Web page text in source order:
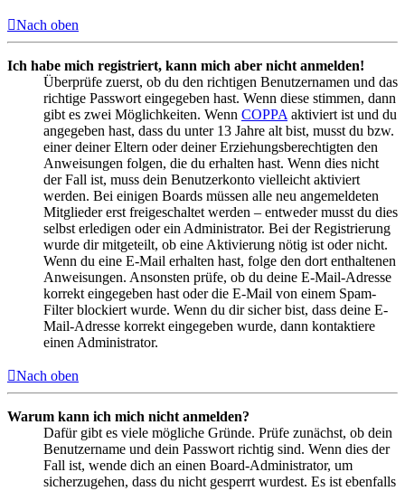
Nach oben
Ich habe mich registriert, kann mich aber nicht anmelden!
Überprüfe zuerst, ob du den richtigen Benutzernamen und das
richtige Passwort eingegeben hast. Wenn diese stimmen, dann
gibt es zwei Möglichkeiten. Wenn COPPA aktiviert ist und du
angegeben hast, dass du unter 13 Jahre alt bist, musst du bzw.
einer deiner Eltern oder deiner Erziehungsberechtigten den
Anweisungen folgen, die du erhalten hast. Wenn dies nicht
der Fall ist, muss dein Benutzerkonto vielleicht aktiviert
werden. Bei einigen Boards müssen alle neu angemeldeten
Mitglieder erst freigeschaltet werden – entweder musst du dies
selbst erledigen oder ein Administrator. Bei der Registrierung
wurde dir mitgeteilt, ob eine Aktivierung nötig ist oder nicht.
Wenn du eine E-Mail erhalten hast, folge den dort enthaltenen
Anweisungen. Ansonsten prüfe, ob du deine E-Mail-Adresse
korrekt eingegeben hast oder die E-Mail von einem Spam-
Filter blockiert wurde. Wenn du dir sicher bist, dass deine E-
Mail-Adresse korrekt eingegeben wurde, dann kontaktiere
einen Administrator.
Nach oben
Warum kann ich mich nicht anmelden?
Dafür gibt es viele mögliche Gründe. Prüfe zunächst, ob dein
Benutzername und dein Passwort richtig sind. Wenn dies der
Fall ist, wende dich an einen Board-Administrator, um
sicherzugehen, dass du nicht gesperrt wurdest. Es ist ebenfalls